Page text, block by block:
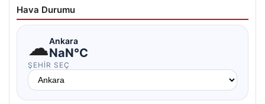
Hava Durumu
☁Ankara
NaN°C
ŞEHIR SEÇ